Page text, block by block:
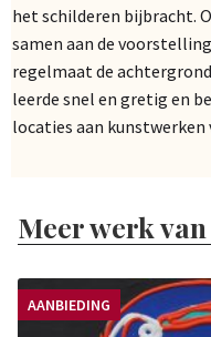
het schilderen bijbracht.
samen aan de
regelmaat de
leerde snel en gretig en
locaties aan kunstwerken
Meer werk
AANBIEDING